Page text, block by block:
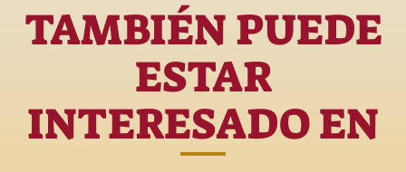
TAMBIÉN PUEDE
ESTAR
INTERESADO EN